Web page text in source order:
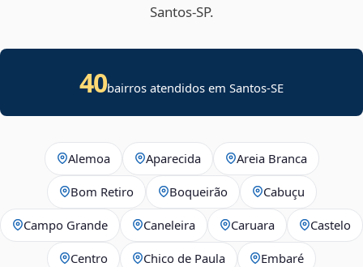
Santos‑SP.
40bairros atendidos emSantos-SE
Alemoa Aparecida Areia Branca
Bom Retiro Boqueirão Cabuçu
Campo Grande Caneleira Caruara Castelo
Centro Chico de Paula Embaré